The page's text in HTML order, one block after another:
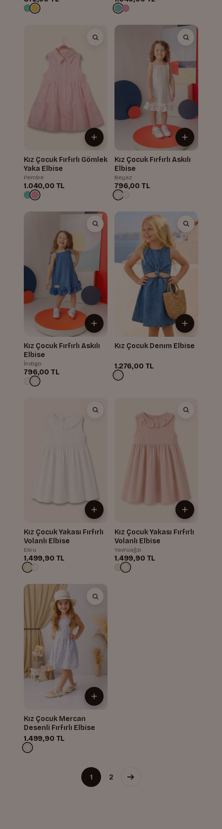
Kız Çocuk Fırfırlı Gömlek
Yaka Elbise
Pembe
1.040,00 TL
Kız Çocuk Fırfırlı Askılı
Elbise
Beyaz
796,00 TL
Kız Çocuk Fırfırlı Askılı
Elbise
İndigo
796,00 TL
Kız Çocuk Denım Elbise
1.276,00 TL
Kız Çocuk Yakası Fırfırlı
Volanlı Elbise
Ekru
1.499,90 TL
Kız Çocuk Yakası Fırfırlı
Volanlı Elbise
Yavruağzı
1.499,90 TL
Kız Çocuk Mercan
Desenli Fırfırlı Elbise
1.499,90 TL
1 2